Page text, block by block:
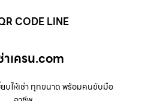
CODE LINE
าเครน.com
บให้เช่า ทุกขนาด พร้อมคนขับมือ